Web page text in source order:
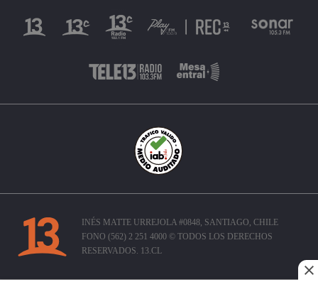
INÉS MATTE URREJOLA #0848, SANTIAGO, CHILE
FONO (562) 2 251 4000 © TODOS LOS DERECHOS
RESERVADOS. 13.CL